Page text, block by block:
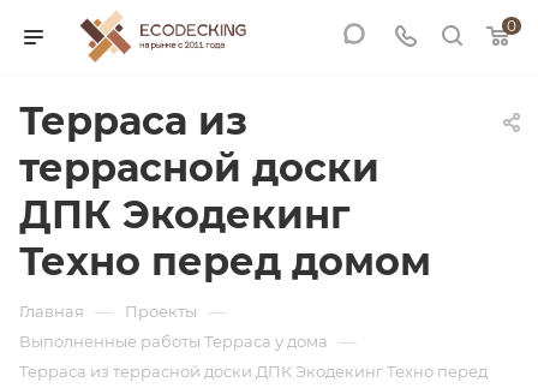
0
Терраса из
террасной доски
ДПК Экодекинг
Техно перед домом
Главная — Проекты —
Выполненные работы Терраса у дома —
Терраса из террасной доски ДПК Экодекинг Техно перед